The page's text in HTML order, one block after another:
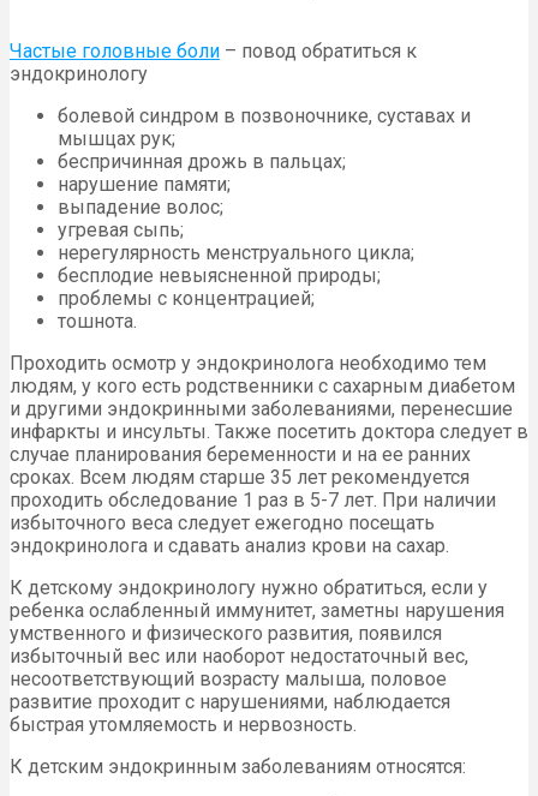
Частые головные боли – повод обратиться к
эндокринологу
болевой синдром в позвоночнике, суставах и
мышцах рук;
беспричинная дрожь в пальцах;
нарушение памяти;
выпадение волос;
угревая сыпь;
нерегулярность менструального цикла;
бесплодие невыясненной природы;
проблемы с концентрацией;
тошнота.
Проходить осмотр у эндокринолога необходимо тем
людям, у кого есть родственники с сахарным диабетом
и другими эндокринными заболеваниями, перенесшие
инфаркты и инсульты. Также посетить доктора следует в
случае планирования беременности и на ее ранних
сроках. Всем людям старше 35 лет рекомендуется
проходить обследование 1 раз в 5-7 лет. При наличии
избыточного веса следует ежегодно посещать
эндокринолога и сдавать анализ крови на сахар.
К детскому эндокринологу нужно обратиться, если у
ребенка ослабленный иммунитет, заметны нарушения
умственного и физического развития, появился
избыточный вес или наоборот недостаточный вес,
несоответствующий возрасту малыша, половое
развитие проходит с нарушениями, наблюдается
быстрая утомляемость и нервозность.
К детским эндокринным заболеваниям относятся: